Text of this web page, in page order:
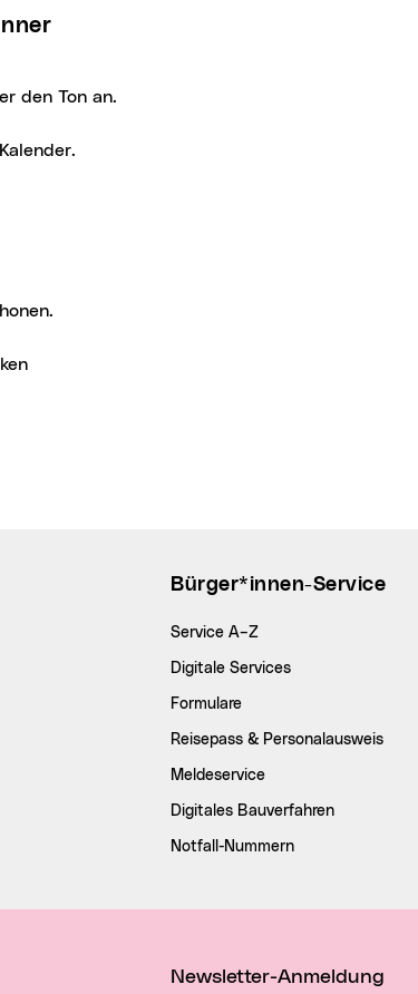
den Ton an.
Bürger*innen-Service
Service A–Z
Digitale Services
Formulare
Reisepass & Personalausweis
Meldeservice
Digitales Bauverfahren
Notfall-Nummern
Newsletter-Anmeldung